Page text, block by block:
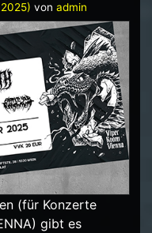
von admin
(für Konzerte
gibt es